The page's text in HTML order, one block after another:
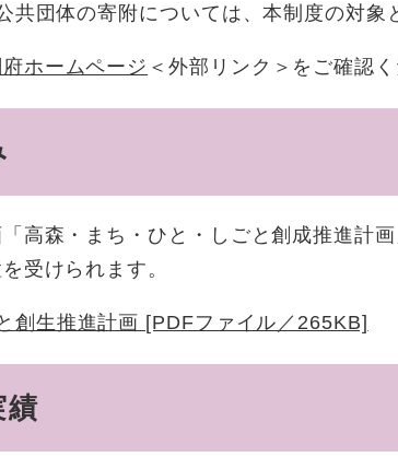
団体の寄附については、本制度の対象
ホームページ ＜外部リンク＞ をご確認く
高森・まち・ひと・しごと創成推進計
受けられます。
創生推進計画 [PDFファイル／265KB]
績